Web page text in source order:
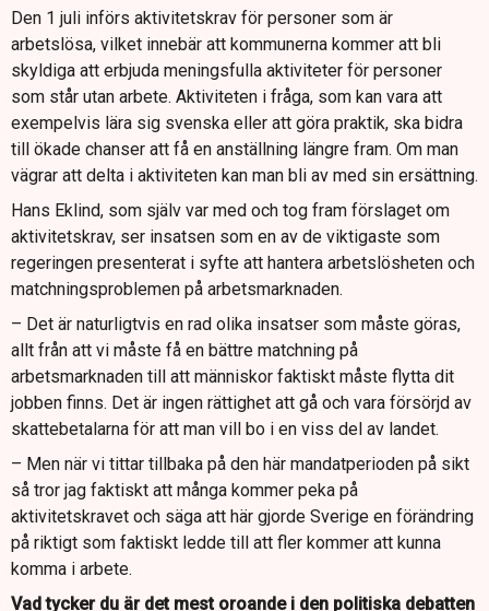
Den 1 juli införs aktivitetskrav för personer som är
arbetslösa, vilket innebär att kommunerna kommer att bli
skyldiga att erbjuda meningsfulla aktiviteter för personer
som står utan arbete. Aktiviteten i fråga, som kan vara att
exempelvis lära sig svenska eller att göra praktik, ska bidra
till ökade chanser att få en anställning längre fram. Om man
vägrar att delta i aktiviteten kan man bli av med sin ersättning.
Hans Eklind, som själv var med och tog fram förslaget om
aktivitetskrav, ser insatsen som en av de viktigaste som
regeringen presenterat i syfte att hantera arbetslösheten och
matchningsproblemen på arbetsmarknaden.
– Det är naturligtvis en rad olika insatser som måste göras,
allt från att vi måste få en bättre matchning på
arbetsmarknaden till att människor faktiskt måste flytta dit
jobben finns. Det är ingen rättighet att gå och vara försörjd av
skattebetalarna för att man vill bo i en viss del av landet.
– Men när vi tittar tillbaka på den här mandatperioden på sikt
så tror jag faktiskt att många kommer peka på
aktivitetskravet och säga att här gjorde Sverige en förändring
på riktigt som faktiskt ledde till att fler kommer att kunna
komma i arbete.
Vad tycker du är det mest oroande i den politiska debatten